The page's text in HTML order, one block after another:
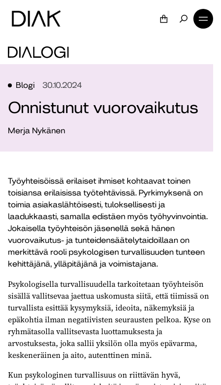
Blogi 30.10.2024
Onnistunut vuorovaikutus
Merja Nykänen
Työyhteisöissä erilaiset ihmiset kohtaavat toinen
toisiansa erilaisissa työtehtävissä. Pyrkimyksenä on
toimia asiakaslähtöisesti, tuloksellisesti ja
laadukkaasti, samalla edistäen myös työhyvinvointia.
Jokaisella työyhteisön jäsenellä sekä hänen
vuorovaikutus- ja tunteidensäätelytaidoillaan on
merkittävä rooli psykologisen turvallisuuden tunteen
kehittäjänä, ylläpitäjänä ja voimistajana.
Psykologisella turvallisuudella tarkoitetaan työyhteisön
sisällä vallitsevaa jaettua uskomusta siitä, että tiimissä on
turvallista esittää kysymyksiä, ideoita, näkemyksiä ja
epäkohtia ilman negatiivisten seurausten pelkoa. Kyse on
ryhmätasolla vallitsevasta luottamuksesta ja
arvostuksesta, joka sallii yksilön olla myös epävarma,
keskeneräinen ja aito, autenttinen minä.
Kun psykologinen turvallisuus on riittävän hyvä,